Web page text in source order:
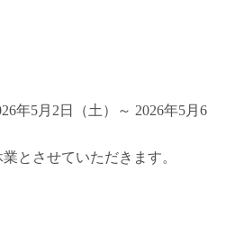
年5月2日（土）～ 2026年5月6
とさせていただきます。